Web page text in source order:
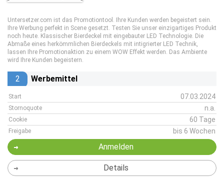
Untersetzer.com ist das Promotiontool. Ihre Kunden werden begeistert sein.
Ihre Werbung perfekt in Scene gesetzt. Testen Sie unser einzigartiges Produkt
noch heute. Klassischer Bierdeckel mit eingebauter LED Technologie. Die
Abmaße eines herkömmlichen Bierdeckels mit intigrierter LED Technik,
lassen Ihre Promotionaktion zu einem WOW Effekt werden. Das Ambiente
wird Ihre Kunden begeistern.
2 Werbemittel
Start 07.03.2024
Stornoquote n.a.
Cookie 60 Tage
Freigabe bis 6 Wochen
Anmelden
Details